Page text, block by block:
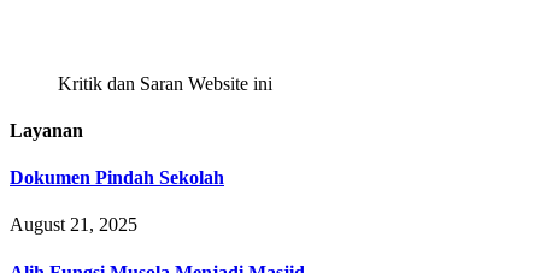
Kritik dan Saran Website ini
Layanan
Dokumen Pindah Sekolah
August 21, 2025